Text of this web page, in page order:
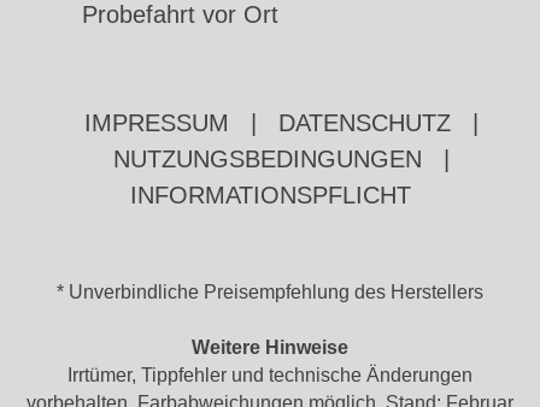
Probefahrt vor Ort
IMPRESSUM DATENSCHUTZ
NUTZUNGSBEDINGUNGEN
INFORMATIONSPFLICHT
* Unverbindliche Preisempfehlung des Herstellers
Weitere Hinweise
Irrtümer, Tippfehler und technische Änderungen
vorbehalten. Farbabweichungen möglich. Stand: Februar